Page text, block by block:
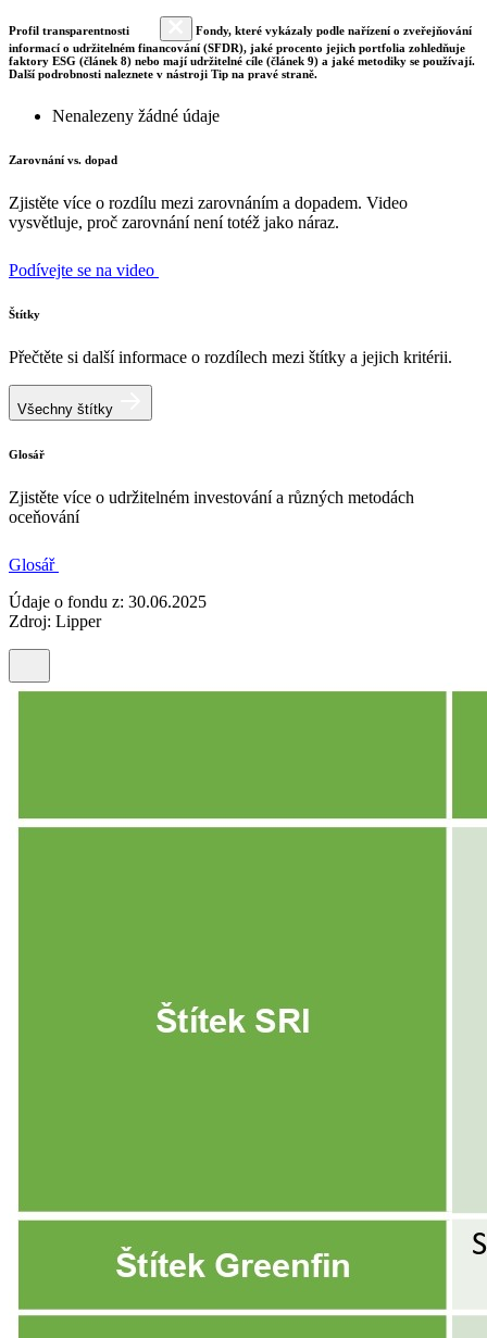
Profil transparentnosti
Fondy, které vykázaly podle nařízení o zveřejňování
informací o udržitelném financování (SFDR), jaké procento jejich portfolia zohledňuje
faktory ESG (článek 8) nebo mají udržitelné cíle (článek 9) a jaké metodiky se používají.
Další podrobnosti naleznete v nástroji Tip na pravé straně.
Nenalezeny žádné údaje
Zarovnání vs. dopad
Zjistěte více o rozdílu mezi zarovnáním a dopadem. Video
vysvětluje, proč zarovnání není totéž jako náraz.
Podívejte se na video
Štítky
Přečtěte si další informace o rozdílech mezi štítky a jejich kritérii.
Všechny štítky
Glosář
Zjistěte více o udržitelném investování a různých metodách
oceňování
Glosář
Údaje o fondu z: 30.06.2025
Zdroj: Lipper